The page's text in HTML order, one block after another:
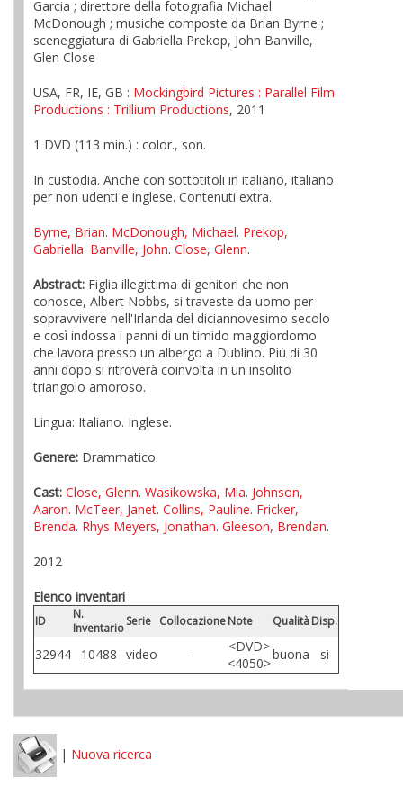
Garcia ; direttore della fotografia Michael
McDonough ; musiche composte da Brian Byrne ;
sceneggiatura di Gabriella Prekop, John Banville,
Glen Close
USA, FR, IE, GB : Mockingbird Pictures : Parallel Film
Productions : Trillium Productions, 2011
1 DVD (113 min.) : color., son.
In custodia. Anche con sottotitoli in italiano, italiano
per non udenti e inglese. Contenuti extra.
Byrne, Brian. McDonough, Michael. Prekop,
Gabriella. Banville, John. Close, Glenn.
Abstract: Figlia illegittima di genitori che non
conosce, Albert Nobbs, si traveste da uomo per
sopravvivere nell'Irlanda del diciannovesimo secolo
e così indossa i panni di un timido maggiordomo
che lavora presso un albergo a Dublino. Più di 30
anni dopo si ritroverà coinvolta in un insolito
triangolo amoroso.
Lingua: Italiano. Inglese.
Genere: Drammatico.
Cast: Close, Glenn. Wasikowska, Mia. Johnson,
Aaron. McTeer, Janet. Collins, Pauline. Fricker,
Brenda. Rhys Meyers, Jonathan. Gleeson, Brendan.
2012
Elenco inventari
ID
N.
InventarioSerie CollocazioneNote QualitàDisp.
32944 10488 video -
<DVD>
<4050>
buona si
| Nuova ricerca